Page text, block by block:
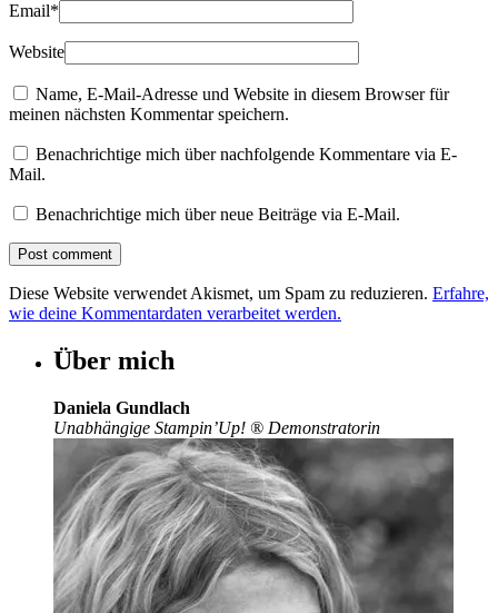
Email*
Website
Name, E-Mail-Adresse und Website in diesem Browser für
meinen nächsten Kommentar speichern.
Benachrichtige mich über nachfolgende Kommentare via E-
Mail.
Benachrichtige mich über neue Beiträge via E-Mail.
Diese Website verwendet Akismet, um Spam zu reduzieren. Erfahre,
wie deine Kommentardaten verarbeitet werden.
Über mich
Daniela Gundlach
Unabhängige Stampin’Up! ® Demonstratorin